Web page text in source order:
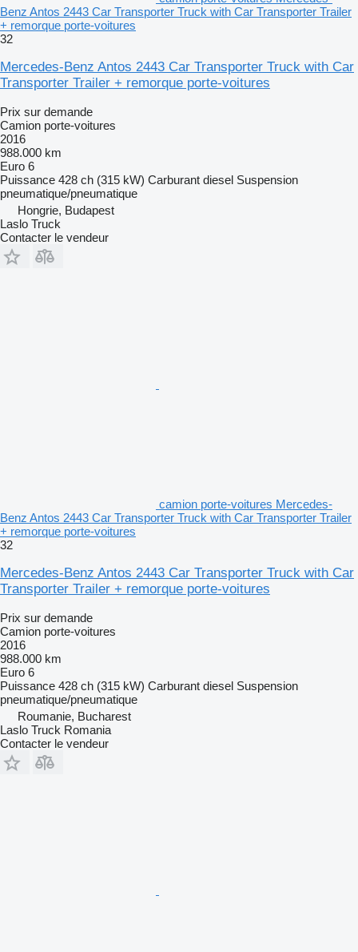
Benz Antos 2443 Car Transporter Truck with Car Transporter Trailer
+ remorque porte-voitures
32
Mercedes-Benz Antos 2443 Car Transporter Truck with Car
Transporter Trailer + remorque porte-voitures
Prix sur demande
Camion porte-voitures
2016
988.000 km
Euro 6
Puissance 428 ch (315 kW) Carburant diesel Suspension
pneumatique/pneumatique
Hongrie, Budapest
Laslo Truck
Contacter le vendeur
camion porte-voitures Mercedes-
Benz Antos 2443 Car Transporter Truck with Car Transporter Trailer
+ remorque porte-voitures
32
Mercedes-Benz Antos 2443 Car Transporter Truck with Car
Transporter Trailer + remorque porte-voitures
Prix sur demande
Camion porte-voitures
2016
988.000 km
Euro 6
Puissance 428 ch (315 kW) Carburant diesel Suspension
pneumatique/pneumatique
Roumanie, Bucharest
Laslo Truck Romania
Contacter le vendeur